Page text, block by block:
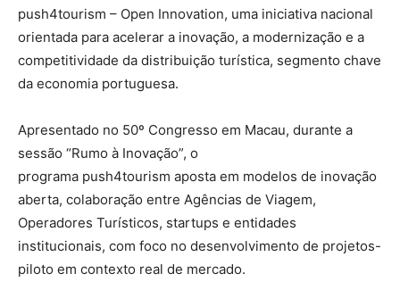
push4tourism – Open Innovation, uma iniciativa nacional
orientada para acelerar a inovação, a modernização e a
competitividade da distribuição turística, segmento chave
da economia portuguesa.
Apresentado no 50º Congresso em Macau, durante a
sessão “Rumo à Inovação”, o
programa push4tourism aposta em modelos de inovação
aberta, colaboração entre Agências de Viagem,
Operadores Turísticos, startups e entidades
institucionais, com foco no desenvolvimento de projetos-
piloto em contexto real de mercado.